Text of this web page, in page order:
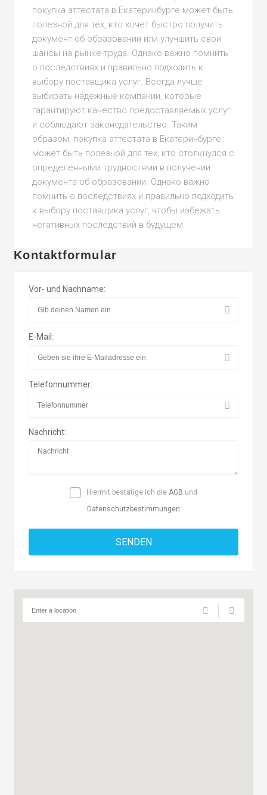
покупка аттестата в Екатеринбурге может быть
полезной для тех, кто хочет быстро получить
документ об образовании или улучшить свои
шансы на рынке труда. Однако важно помнить
о последствиях и правильно подходить к
выбору поставщика услуг. Всегда лучше
выбирать надежные компании, которые
гарантируют качество предоставляемых услуг
и соблюдают законодательство. Таким
образом, покупка аттестата в Екатеринбурге
может быть полезной для тех, кто столкнулся с
определенными трудностями в получении
документа об образовании. Однако важно
помнить о последствиях и правильно подходить
к выбору поставщика услуг, чтобы избежать
негативных последствий в будущем.
Kontaktformular
Vor- und Nachname:
E-Mail:
Telefonnummer:
Nachricht:
Hiermit bestätige ich die AGB und
Datenschutzbestimmungen